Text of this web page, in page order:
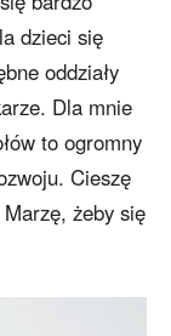
dzieci się
oddziały
Dla mnie
to ogromny
Cieszę
żeby się